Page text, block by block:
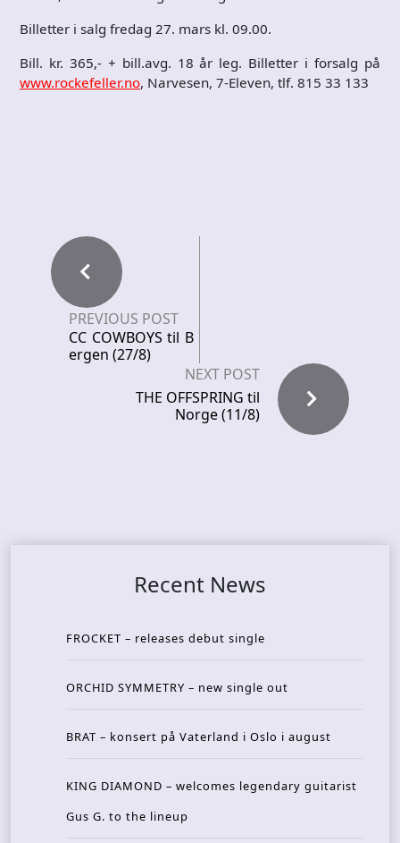
Billetter i salg fredag 27. mars kl. 09.00.
Bill. kr. 365,- + bill.avg. 18 år leg. Billetter i forsalg på
www.rockefeller.no, Narvesen, 7-Eleven, tlf. 815 33 133
PREVIOUS POST
CC COWBOYS til B
ergen (27/8)
NEXT POST
THE OFFSPRING til
Norge (11/8)
Recent News
FROCKET – releases debut single
ORCHID SYMMETRY – new single out
BRAT – konsert på Vaterland i Oslo i august
KING DIAMOND – welcomes legendary guitarist
Gus G. to the lineup